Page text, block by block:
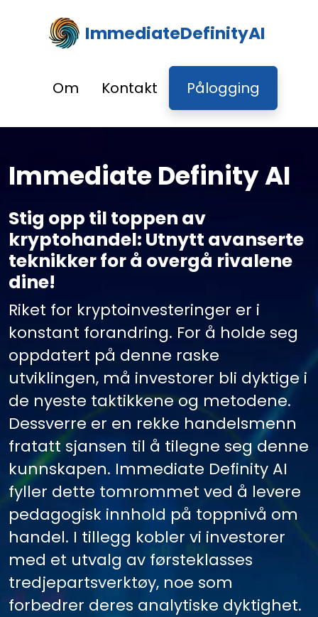
ImmediateDefinityAI
Om Kontakt Pålogging
Immediate Definity AI
Stig opp til toppen av
kryptohandel: Utnytt avanserte
teknikker for å overgå rivalene
dine!
Riket for kryptoinvesteringer er i
konstant forandring. For å holde seg
oppdatert på denne raske
utviklingen, må investorer bli dyktige i
de nyeste taktikkene og metodene.
Dessverre er en rekke handelsmenn
fratatt sjansen til å tilegne seg denne
kunnskapen. Immediate Definity AI
fyller dette tomrommet ved å levere
pedagogisk innhold på toppnivå om
handel. I tillegg kobler vi investorer
med et utvalg av førsteklasses
tredjepartsverktøy, noe som
forbedrer deres analytiske dyktighet.